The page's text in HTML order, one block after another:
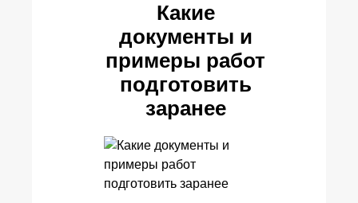
Какие
документы и
примеры работ
подготовить
заранее